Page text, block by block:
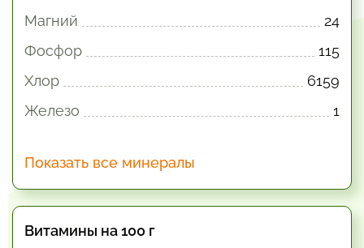
Магний
24
Фосфор
115
Хлор
6159
Железо
1
Показать все минералы
Витамины на 100 г